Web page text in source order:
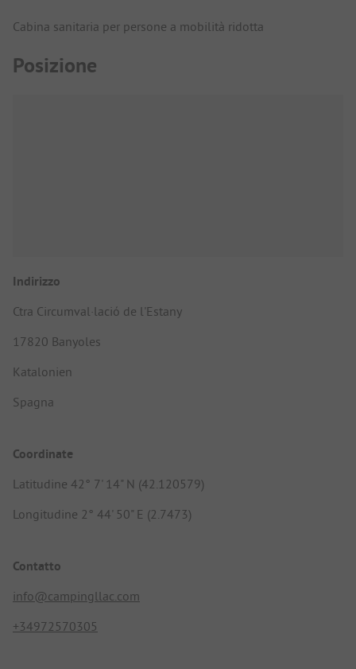
Cabina sanitaria per persone a mobilità ridotta
Posizione
Indirizzo
Ctra Circumval·lació de l'Estany
17820 Banyoles
Katalonien
Spagna
Coordinate
Latitudine 42° 7' 14" N (42.120579)
Longitudine 2° 44' 50" E (2.7473)
Contatto
info@campingllac.com
+34972570305